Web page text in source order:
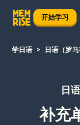
开始学习
学日语 日语（罗
日
补充